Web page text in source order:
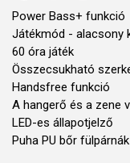
Power Bass+ funkció
Játékmód - alacsony
60 óra játék
Összecsukható
Handsfree funkció
A hangerő és a zene
LED-es állapotjelző
Puha PU bőr fülpárnák